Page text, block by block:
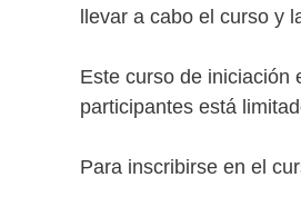
llevar a cabo el curso y
Este curso de iniciación
participantes está
Para inscribirse en el